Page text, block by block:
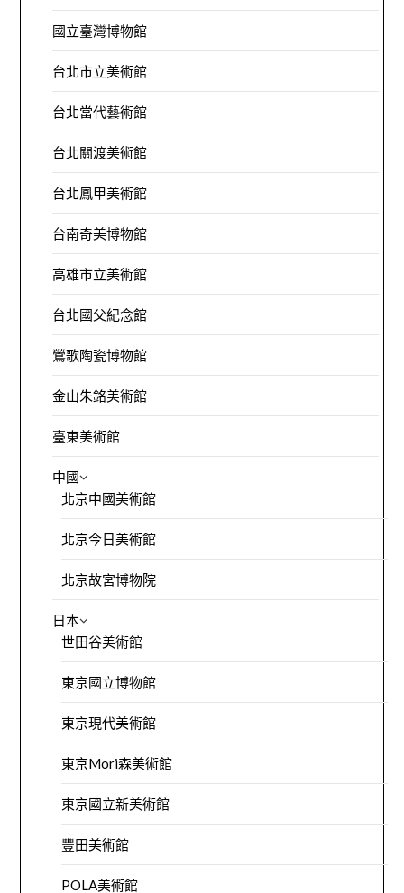
國立臺灣博物館
台北市立美術館
台北當代藝術館
台北關渡美術館
台北鳳甲美術館
台南奇美博物館
高雄市立美術館
台北國父紀念館
鶯歌陶瓷博物館
金山朱銘美術館
臺東美術館
中國
北京中國美術館
北京今日美術館
北京故宮博物院
日本
世田谷美術館
東京國立博物館
東京現代美術館
東京Mori森美術館
東京國立新美術館
豐田美術館
POLA美術館